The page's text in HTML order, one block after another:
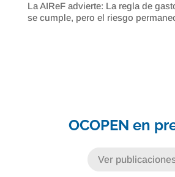
La AIReF advierte: La regla de
se cumple, pero el riesgo
OCOPEN en
Ver